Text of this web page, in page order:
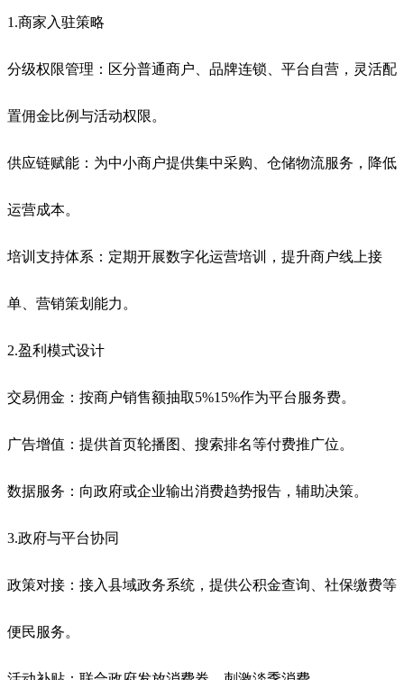
1.商家入驻策略
分级权限管理：区分普通商户、品牌连锁、平台自营，灵活配
置佣金比例与活动权限。
供应链赋能：为中小商户提供集中采购、仓储物流服务，降低
运营成本。
培训支持体系：定期开展数字化运营培训，提升商户线上接
单、营销策划能力。
2.盈利模式设计
交易佣金：按商户销售额抽取5%15%作为平台服务费。
广告增值：提供首页轮播图、搜索排名等付费推广位。
数据服务：向政府或企业输出消费趋势报告，辅助决策。
3.政府与平台协同
政策对接：接入县域政务系统，提供公积金查询、社保缴费等
便民服务。